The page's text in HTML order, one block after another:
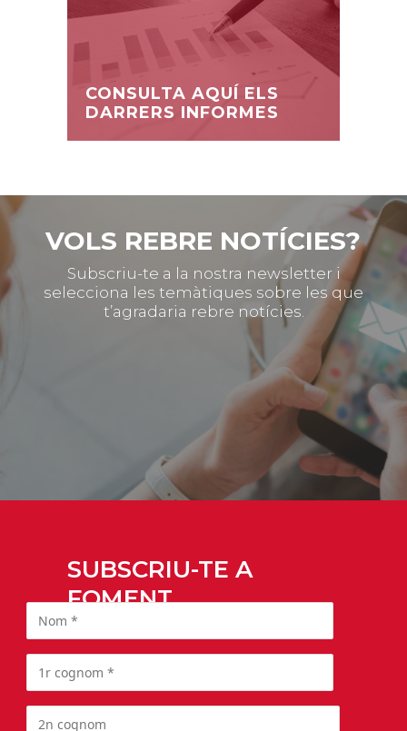
CONSULTA AQUÍ ELS
DARRERS INFORMES
VOLS REBRE NOTÍCIES?
Subscriu-te a la nostra newsletter i
selecciona les temàtiques sobre les que
t’agradaria rebre notícies.
SUBSCRIU-TE A
FOMENT